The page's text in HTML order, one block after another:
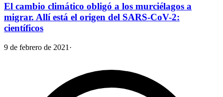
El cambio climático obligó a los murciélagos a
migrar. Allí está el origen del SARS-CoV-2:
científicos
9 de febrero de 2021 ·